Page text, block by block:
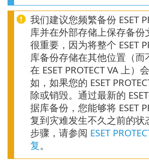
我们建议您频繁备份 ESET
库并在外部存储上保存备份
很重要，因为将整个 ESET
库备份存储在其他位置（而
在 ESET PROTECT VA 上）
如，如果您的 ESET
除或销毁。通过最新的
据库备份，您能够将 ESET
复到灾难发生不久之前的状
步骤，请参阅 ESET
复。